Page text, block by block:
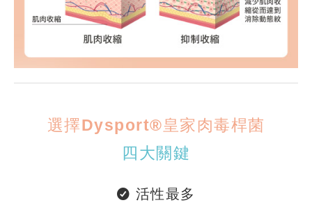
選擇Dysport®皇家肉毒桿菌
四大關鍵
活性最多